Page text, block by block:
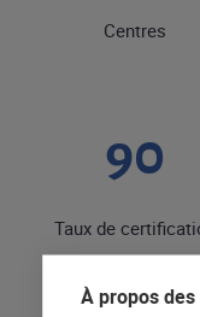
Centres
90
Taux de
À propos